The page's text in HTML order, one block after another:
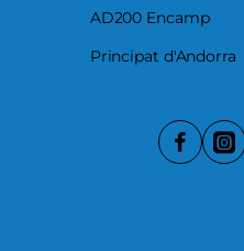
AD200 Encamp
Principat d'Andorra